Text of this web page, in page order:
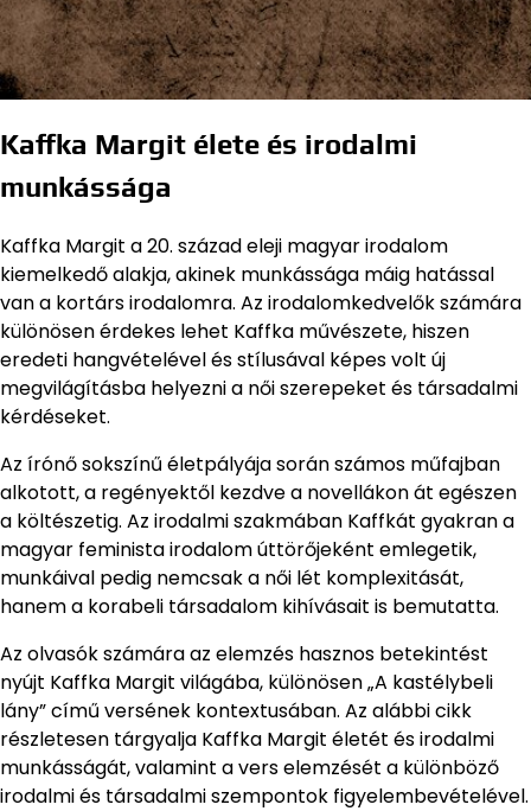
Kaffka Margit élete és irodalmi
munkássága
Kaffka Margit a 20. század eleji magyar irodalom
kiemelkedő alakja, akinek munkássága máig hatással
van a kortárs irodalomra. Az irodalomkedvelők számára
különösen érdekes lehet Kaffka művészete, hiszen
eredeti hangvételével és stílusával képes volt új
megvilágításba helyezni a női szerepeket és társadalmi
kérdéseket.
Az írónő sokszínű életpályája során számos műfajban
alkotott, a regényektől kezdve a novellákon át egészen
a költészetig. Az irodalmi szakmában Kaffkát gyakran a
magyar feminista irodalom úttörőjeként emlegetik,
munkáival pedig nemcsak a női lét komplexitását,
hanem a korabeli társadalom kihívásait is bemutatta.
Az olvasók számára az elemzés hasznos betekintést
nyújt Kaffka Margit világába, különösen „A kastélybeli
lány” című versének kontextusában. Az alábbi cikk
részletesen tárgyalja Kaffka Margit életét és irodalmi
munkásságát, valamint a vers elemzését a különböző
irodalmi és társadalmi szempontok figyelembevételével.